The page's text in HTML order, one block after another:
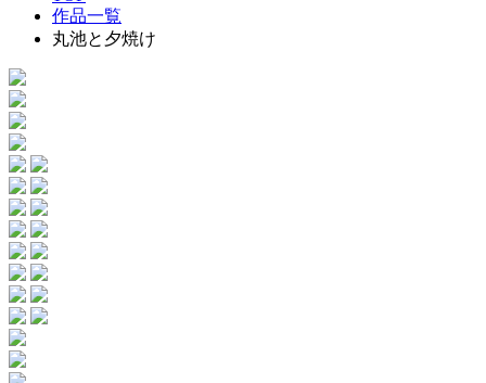
作品一覧
丸池と夕焼け